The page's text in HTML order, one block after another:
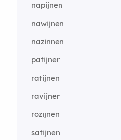
napijnen
nawijnen
nazinnen
patijnen
ratijnen
ravijnen
rozijnen
satijnen